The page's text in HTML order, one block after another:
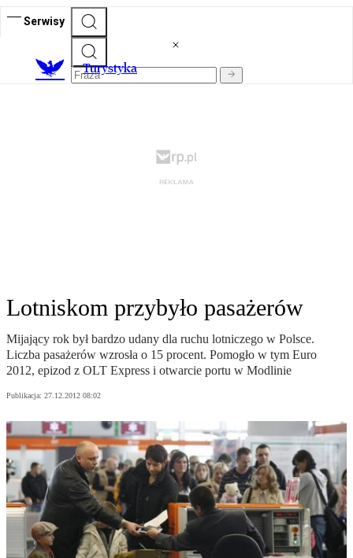
Serwisy
Turystyka
Lotniskom przybyło pasażerów
Mijający rok był bardzo udany dla ruchu lotniczego w Polsce.
Liczba pasażerów wzrosła o 15 procent. Pomogło w tym Euro
2012, epizod z OLT Express i otwarcie portu w Modlinie
Publikacja: 27.12.2012 08:02